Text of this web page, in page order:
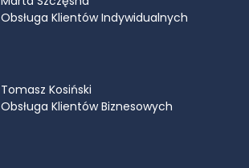
Obsługa Klientów Indywidualnych
Tomasz Kosiński
Obsługa Klientów Biznesowych